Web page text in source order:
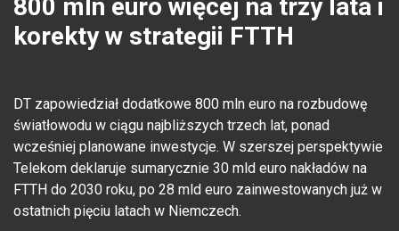
800 mln euro więcej na trzy lata i
korekty w strategii FTTH
DT zapowiedział dodatkowe 800 mln euro na rozbudowę
światłowodu w ciągu najbliższych trzech lat, ponad
wcześniej planowane inwestycje. W szerszej perspektywie
Telekom deklaruje sumarycznie 30 mld euro nakładów na
FTTH do 2030 roku, po 28 mld euro zainwestowanych już w
ostatnich pięciu latach w Niemczech.